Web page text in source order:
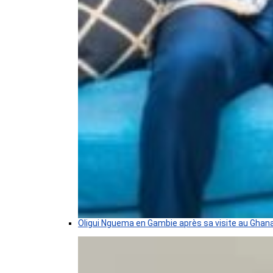
Oligui Nguema en Gambie après sa visite au